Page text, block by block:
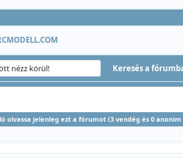
olvassa jelenleg ezt a fórumot (3 vendég és 0 anonim